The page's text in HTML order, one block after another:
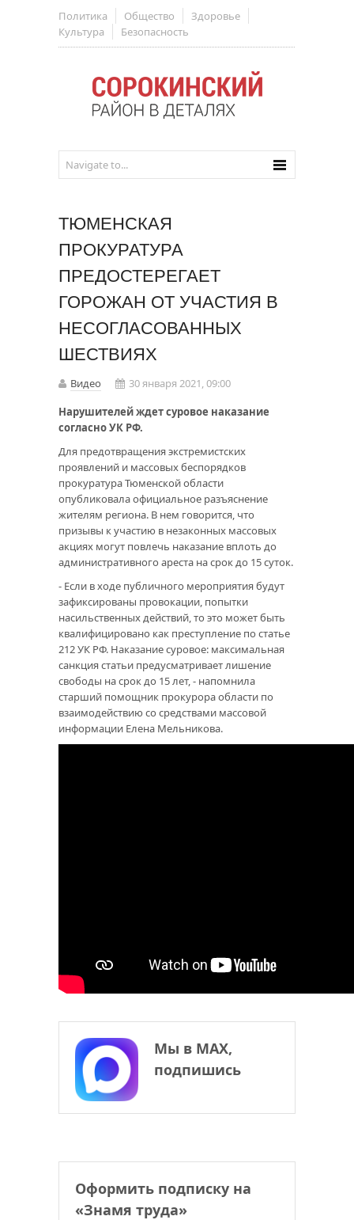
Политика Общество
Здоровье
Культура
Безопасность
ТЮМЕНСКАЯ
ПРОКУРАТУРА
ПРЕДОСТЕРЕГАЕТ
ГОРОЖАН ОТ УЧАСТИЯ В
НЕСОГЛАСОВАННЫХ
ШЕСТВИЯХ
Видео
30 января 2021, 09:00
Нарушителей ждет суровое наказание
согласно УК РФ.
Для предотвращения экстремистских
проявлений и массовых беспорядков
прокуратура Тюменской области
опубликовала официальное разъяснение
жителям региона. В нем говорится, что
призывы к участию в незаконных массовых
акциях могут повлечь наказание вплоть до
административного ареста на срок до 15 суток.
- Если в ходе публичного мероприятия будут
зафиксированы провокации, попытки
насильственных действий, то это может быть
квалифицировано как преступление по статье
212 УК РФ. Наказание суровое: максимальная
санкция статьи предусматривает лишение
свободы на срок до 15 лет, - напомнила
старший помощник прокурора области по
взаимодействию со средствами массовой
информации Елена Мельникова.
Мы в МАХ,
подпишись
Оформить подписку на
«Знамя труда»